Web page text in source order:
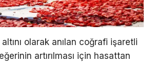
altını olarak anılan coğrafi işaretli
artırılması için hasattan